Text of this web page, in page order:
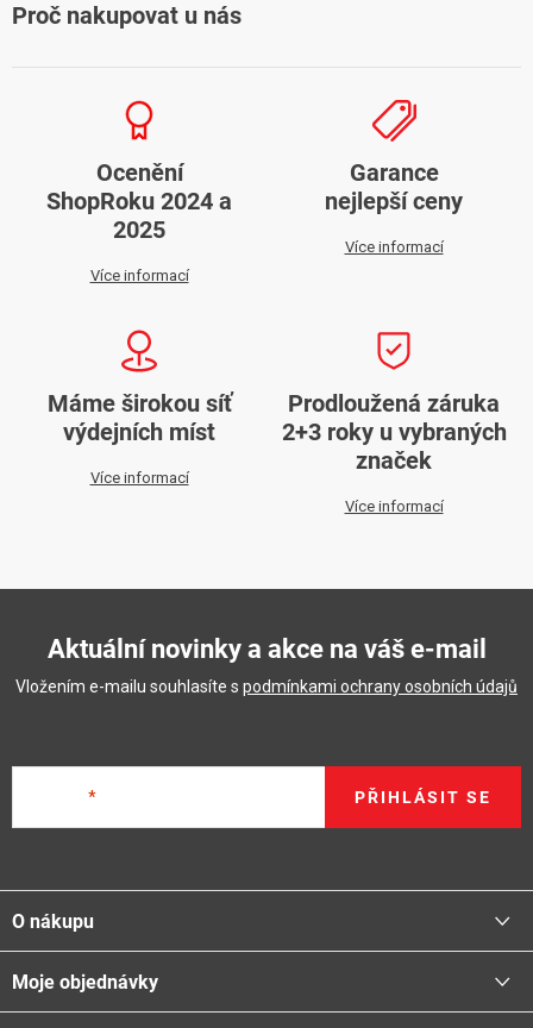
Proč nakupovat u nás
Ocenění
ShopRoku 2024 a
2025
Více informací
Garance
nejlepší ceny
Více informací
Máme širokou síť
výdejních míst
Více informací
Prodloužená záruka
2+3 roky u vybraných
značek
Více informací
Aktuální novinky a akce na váš e-mail
Vložením e-mailu souhlasíte s podmínkami ochrany osobních údajů
PŘIHLÁSIT SE
á
p
a
O nákupu
Proč nakupovat u nás
Moje objednávky